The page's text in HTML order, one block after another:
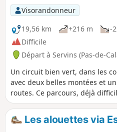
Visorandonneur
19,56 km
+216 m -
Difficile
Départ à Servins (Pas-de-
Un circuit bien vert, dans les
avec deux belles montées et
routes. Ce parcours, déjà
vraiment très difficile en
parcouru le 25/02/2026 et
étaient à la limite du
Les alouettes via